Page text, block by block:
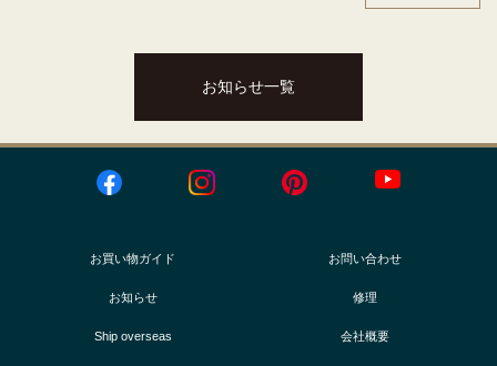
お知らせ一覧
お買い物ガイド お問い合わせ
お知らせ 修理
Ship overseas 会社概要